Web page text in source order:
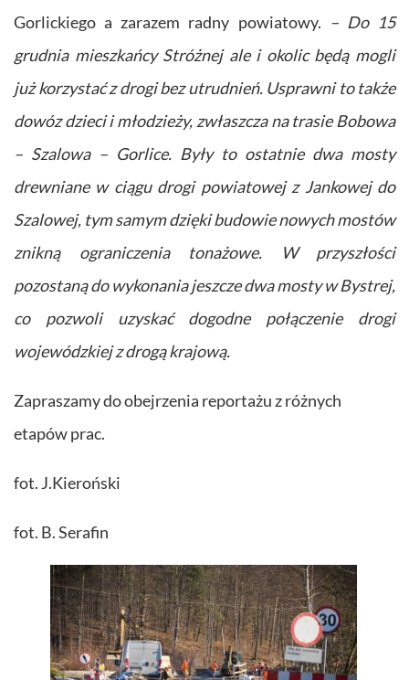
Gorlickiego a zarazem radny powiatowy. – Do 15
grudnia mieszkańcy Stróżnej ale i okolic będą mogli
już korzystać z drogi bez utrudnień. Usprawni to także
dowóz dzieci i młodzieży, zwłaszcza na trasie Bobowa
– Szalowa – Gorlice. Były to ostatnie dwa mosty
drewniane w ciągu drogi powiatowej z Jankowej do
Szalowej, tym samym dzięki budowie nowych mostów
znikną ograniczenia tonażowe. W przyszłości
pozostaną do wykonania jeszcze dwa mosty w Bystrej,
co pozwoli uzyskać dogodne połączenie drogi
wojewódzkiej z drogą krajową.
Zapraszamy do obejrzenia reportażu z różnych
etapów prac.
fot. J.Kieroński
fot. B. Serafin